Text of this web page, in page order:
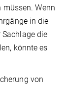
Wenn
in die
die
könnte es
von